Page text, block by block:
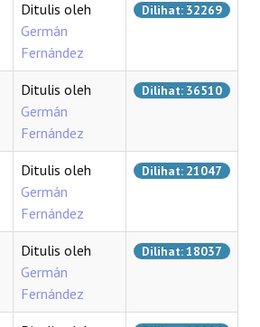
Ditulis oleh
Germán
Fernández
Dilihat: 32269
Ditulis oleh
Germán
Fernández
Dilihat: 36510
Ditulis oleh
Germán
Fernández
Dilihat: 21047
Ditulis oleh
Germán
Fernández
Dilihat: 18037